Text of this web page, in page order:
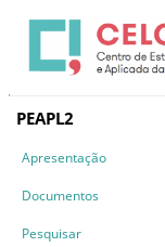
PEAPL2
Apresentação
Documentos
Pesquisar